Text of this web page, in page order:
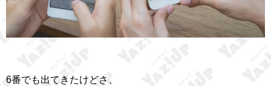
6番でも出てきたけどさ、